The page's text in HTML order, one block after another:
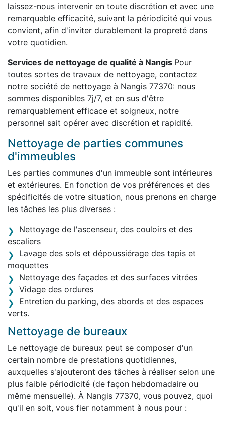
laissez-nous intervenir en toute discrétion et avec une
remarquable efficacité, suivant la périodicité qui vous
convient, afin d'inviter durablement la propreté dans
votre quotidien.
Services de nettoyage de qualité à Nangis Pour
toutes sortes de travaux de nettoyage, contactez
notre société de nettoyage à Nangis 77370: nous
sommes disponibles 7j/7, et en sus d'être
remarquablement efficace et soigneux, notre
personnel sait opérer avec discrétion et rapidité.
Nettoyage de parties communes
d'immeubles
Les parties communes d'un immeuble sont intérieures
et extérieures. En fonction de vos préférences et des
spécificités de votre situation, nous prenons en charge
les tâches les plus diverses :
Nettoyage de l'ascenseur, des couloirs et des
escaliers
Lavage des sols et dépoussiérage des tapis et
moquettes
Nettoyage des façades et des surfaces vitrées
Vidage des ordures
Entretien du parking, des abords et des espaces
verts.
Nettoyage de bureaux
Le nettoyage de bureaux peut se composer d'un
certain nombre de prestations quotidiennes,
auxquelles s'ajouteront des tâches à réaliser selon une
plus faible périodicité (de façon hebdomadaire ou
même mensuelle). À Nangis 77370, vous pouvez, quoi
qu'il en soit, vous fier notamment à nous pour :